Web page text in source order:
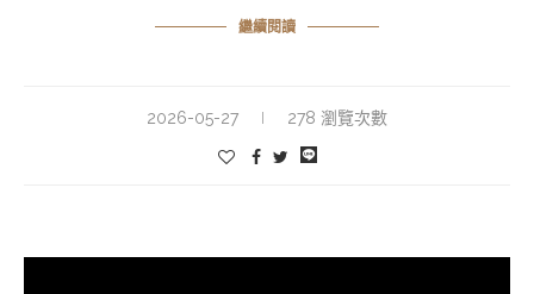
繼續閱讀
2026-05-27 278 瀏覽次數